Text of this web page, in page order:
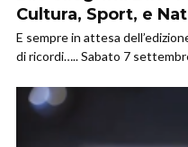
Cultura, Sport, e
E sempre in attesa
di ricordi….. Sabato 7